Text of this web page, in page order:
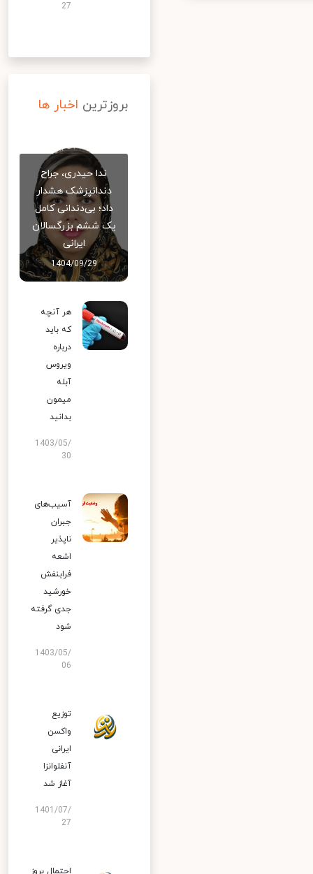
27
بروزترین اخبار ها
ندا حیدری، جراح
دندانپزشک هشدار
داد؛ بی‌دندانی کامل
یک ششم بزرگسالان
ایرانی
1404/09/29
هر آنچه
که باید
درباره
ویروس
آبله
میمون
بدانید
1403/05/
30
آسیب‌های
جبران
ناپذیر
اشعه
فرابنفش
خورشید
جدی گرفته
شود
1403/05/
06
توزیع
واکسن
ایرانی
آنفلوانزا
آغاز شد
1401/07/
27
احتمال بروز